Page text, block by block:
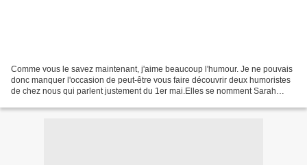
Comme vous le savez maintenant, j'aime beaucoup l'humour. Je ne pouvais
donc manquer l'occasion de peut-être vous faire découvrir deux humoristes
de chez nous qui parlent justement du 1er mai.Elles se nomment Sarah